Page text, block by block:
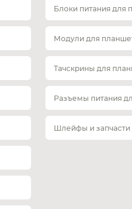
Блоки питания для
Модули для
Тачскрины для
Разъемы питания
Шлейфы и